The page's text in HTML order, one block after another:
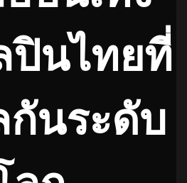
ปินไทยที่
กันระดับ